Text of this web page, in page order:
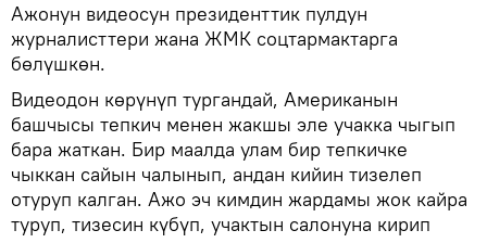
Ажонун видеосун президенттик пулдун
журналисттери жана ЖМК соцтармактарга
бөлүшкөн.
​Видеодон көрүнүп тургандай, Американын
башчысы тепкич менен жакшы эле учакка чыгып
бара жаткан. Бир маалда улам бир тепкичке
чыккан сайын чалынып, андан кийин тизелеп
отуруп калган. Ажо эч кимдин жардамы жок кайра
туруп, тизесин күбүп, учактын салонуна кирип